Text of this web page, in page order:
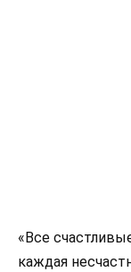
«Все
каждая